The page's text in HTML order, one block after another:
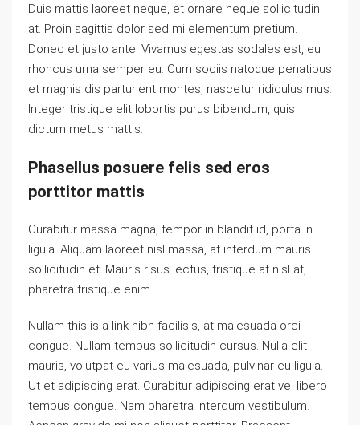
Duis mattis laoreet neque, et ornare neque sollicitudin
at. Proin sagittis dolor sed mi elementum pretium.
Donec et justo ante. Vivamus egestas sodales est, eu
rhoncus urna semper eu. Cum sociis natoque penatibus
et magnis dis parturient montes, nascetur ridiculus mus.
Integer tristique elit lobortis purus bibendum, quis
dictum metus mattis.
Phasellus posuere felis sed eros
porttitor mattis
Curabitur massa magna, tempor in blandit id, porta in
ligula. Aliquam laoreet nisl massa, at interdum mauris
sollicitudin et. Mauris risus lectus, tristique at nisl at,
pharetra tristique enim.
Nullam this is a link nibh facilisis, at malesuada orci
congue. Nullam tempus sollicitudin cursus. Nulla elit
mauris, volutpat eu varius malesuada, pulvinar eu ligula.
Ut et adipiscing erat. Curabitur adipiscing erat vel libero
tempus congue. Nam pharetra interdum vestibulum.